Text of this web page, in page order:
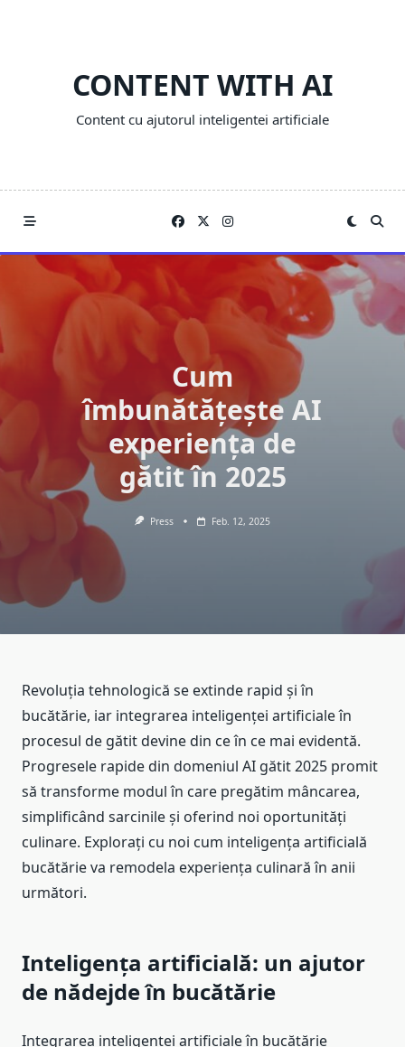
CONTENT WITH AI
Content cu ajutorul inteligentei artificiale
Cum
îmbunătățește AI
experiența de
gătit în 2025
Press Feb. 12, 2025
Revoluția tehnologică se extinde rapid și în
bucătărie, iar integrarea inteligenței artificiale în
procesul de gătit devine din ce în ce mai evidentă.
Progresele rapide din domeniul AI gătit 2025 promit
să transforme modul în care pregătim mâncarea,
simplificând sarcinile și oferind noi oportunități
culinare. Explorați cu noi cum inteligența artificială
bucătărie va remodela experiența culinară în anii
următori.
Inteligența artificială: un ajutor
de nădejde în bucătărie
Integrarea inteligenței artificiale în bucătărie